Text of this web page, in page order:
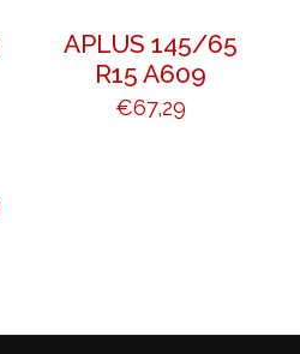
APLUS 145/65
R15 A609
€67,29